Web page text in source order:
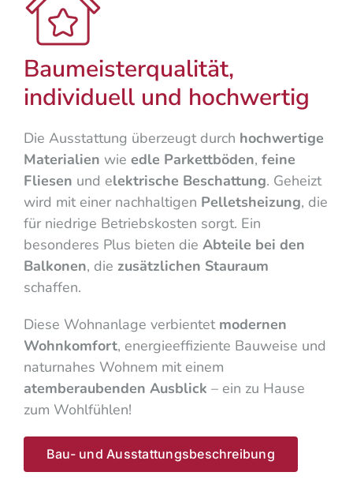
Baumeisterqualität,
individuell und hochwertig
Die Ausstattung überzeugt durch hochwertige
Materialien wie edle Parkettböden, feine
Fliesen und elektrische Beschattung. Geheizt
wird mit einer nachhaltigen Pelletsheizung, die
für niedrige Betriebskosten sorgt. Ein
besonderes Plus bieten die Abteile bei den
Balkonen, die zusätzlichen Stauraum
schaffen.
Diese Wohnanlage verbientet modernen
Wohnkomfort, energieeffiziente Bauweise und
naturnahes Wohnem mit einem
atemberaubenden Ausblick – ein zu Hause
zum Wohlfühlen!
Bau- und Ausstattungsbeschreibung